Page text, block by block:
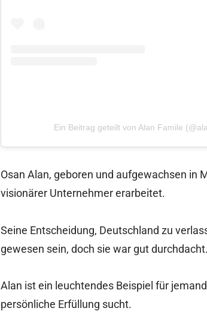
Ein Beitrag geteilt von Alan Famile
Osan Alan, geboren und aufgewachsen in
visionärer Unternehmer erarbeitet.
Seine Entscheidung, Deutschland zu
gewesen sein, doch sie war gut durchdacht.
Alan ist ein leuchtendes Beispiel für
persönliche Erfüllung sucht.